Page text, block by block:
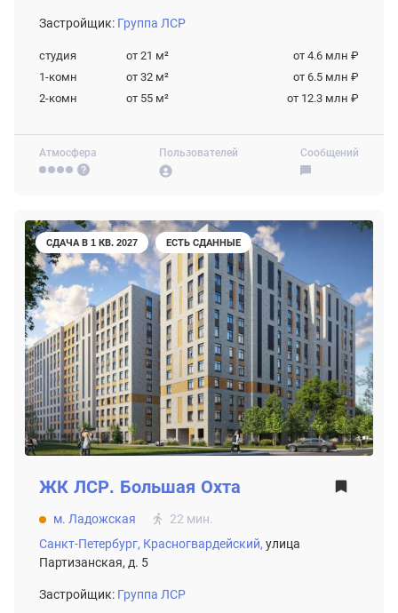
Атмосфера Пользователей Сообщений
Застройщик: Группа ЛСР
студия от 21 м²
от 4.6 млн ₽
1-комн
от 32 м²
от 6.5 млн ₽
2-комн
от 55 м² от 12.3 млн ₽
СДАЧА В 1 КВ. 2027 ЕСТЬ СДАННЫЕ
ЖК ЛСР. Большая Охта
м. Ладожская
22 мин.
Санкт-Петербург, Красногвардейский, улица
Партизанская, д. 5
Застройщик: Группа ЛСР